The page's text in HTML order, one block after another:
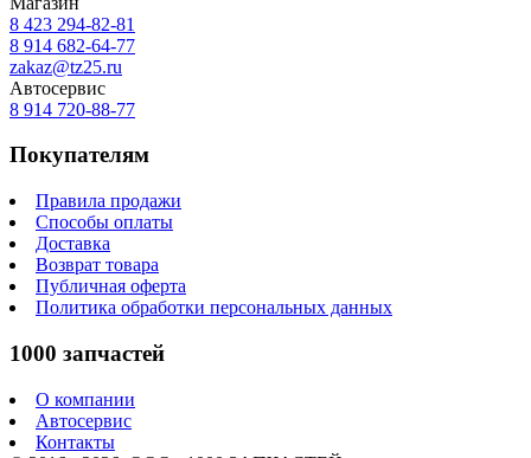
8 423 294-82-81
8 914 682-64-77
zakaz@tz25.ru
Автосервис
8 914 720-88-77
Покупателям
Правила продажи
Способы оплаты
Доставка
Возврат товара
Публичная оферта
Политика обработки персональных данных
1000 запчастей
О компании
Автосервис
Контакты